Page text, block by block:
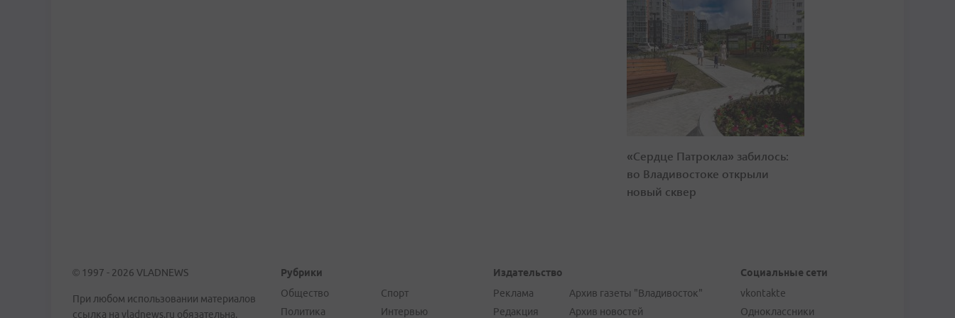
«Сердце Патрокла» забилось:
во Владивостоке открыли
новый сквер
© 1997 - 2026 VLADNEWS
При любом использовании материалов
ссылка на vladnews.ru обязательна.
Рубрики
Общество
Политика
Спорт
Интервью
Издательство
Реклама
Редакция
Архив газеты "Владивосток"
Архив новостей
Социальные сети
vkontakte
Одноклассники